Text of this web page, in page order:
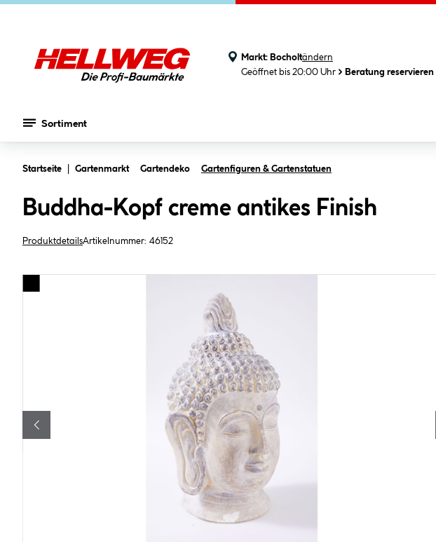
Markt: Bocholtändern
Geöffnet bis 20:00 Uhr
Beratung reservieren
Sortiment
Startseite Gartenmarkt Gartendeko Gartenfiguren & Gartenstatuen
Buddha-Kopf creme antikes Finish
ProduktdetailsArtikelnummer: 46152